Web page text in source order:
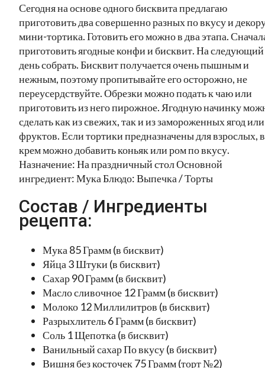
Сегодня на основе одного бисквита предлагаю
приготовить два совершенно разных по вкусу и
мини-тортика. Готовить его можно в два этапа.
приготовить ягодные конфи и бисквит. На следующий
день собрать. Бисквит получается очень пышным и
нежным, поэтому пропитывайте его осторожно, не
переусердствуйте. Обрезки можно подать к чаю или
приготовить из него пирожное. Ягодную начинку
сделать как из свежих, так и из замороженных ягод или
фруктов. Если тортики предназначены для взрослых, в
крем можно добавить коньяк или ром по вкусу.
Назначение: На праздничный стол Основной
ингредиент: Мука Блюдо: Выпечка / Торты
Состав / Ингредиенты
рецепта:
Мука 85 Грамм (в бисквит)
Яйца 3 Штуки (в бисквит)
Сахар 90 Грамм (в бисквит)
Масло сливочное 12 Грамм (в бисквит)
Молоко 12 Миллилитров (в бисквит)
Разрыхлитель 6 Грамм (в бисквит)
Соль 1 Щепотка (в бисквит)
Ванильный сахар По вкусу (в бисквит)
Вишня без косточек 75 Грамм (торт №2)